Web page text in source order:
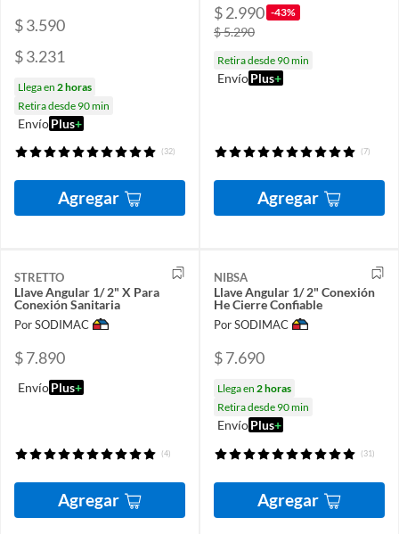
$ 3.590
$ 3.231
Llega en 2 horas
Retira desde 90 min
EnvíoPlus+
(32)
Agregar
$ 2.990 -43%
$ 5.290
Retira desde 90 min
EnvíoPlus+
(7)
Agregar
STRETTO
Llave Angular 1/ 2" X Para
Conexión Sanitaria
Por SODIMAC
$ 7.890
EnvíoPlus+
(4)
Agregar
NIBSA
Llave Angular 1/ 2" Conexión
He Cierre Confiable
Por SODIMAC
$ 7.690
Llega en 2 horas
Retira desde 90 min
EnvíoPlus+
(31)
Agregar